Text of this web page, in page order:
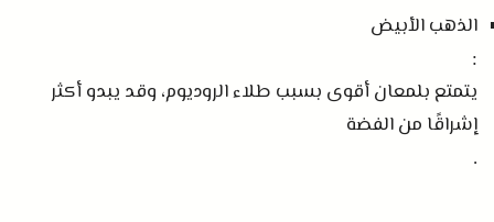
الذهب الأبيض
:
يتمتع بلمعان أقوى بسبب طلاء الروديوم، وقد يبدو أكثر
إشراقًا من الفضة
.